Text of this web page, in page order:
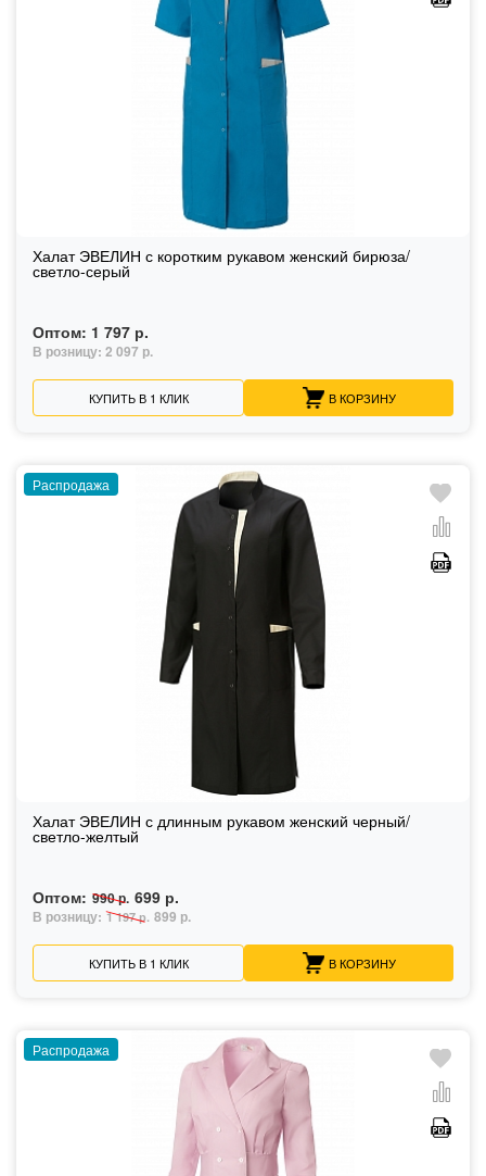
Халат ЭВЕЛИН с коротким рукавом женский бирюза/
светло-серый
Оптом: 1 797 р.
В розницу: 2 097 р.
КУПИТЬ В 1 КЛИК В КОРЗИНУ
Распродажа
Халат ЭВЕЛИН с длинным рукавом женский черный/
светло-желтый
Оптом: 990 р. 699 р.
В розницу: 1 197 р. 899 р.
КУПИТЬ В 1 КЛИК В КОРЗИНУ
Распродажа